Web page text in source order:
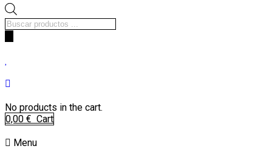
Búsqueda
de
productos
No products in the cart.
0,00 € Cart
Menu